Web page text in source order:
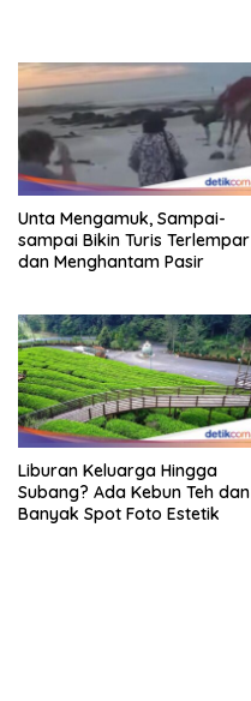
Unta Mengamuk, Sampai-
sampai Bikin Turis Terlempar
dan Menghantam Pasir
Liburan Keluarga Hingga
Subang? Ada Kebun Teh dan
Banyak Spot Foto Estetik